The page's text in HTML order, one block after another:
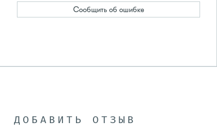
Сообщить об ошибке
ДОБАВИТЬ ОТЗЫВ